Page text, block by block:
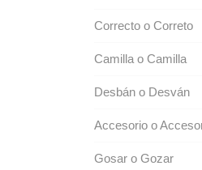
Correcto o Correto
Camilla o Camilla
Desbán o Desván
Accesorio o
Gosar o Gozar